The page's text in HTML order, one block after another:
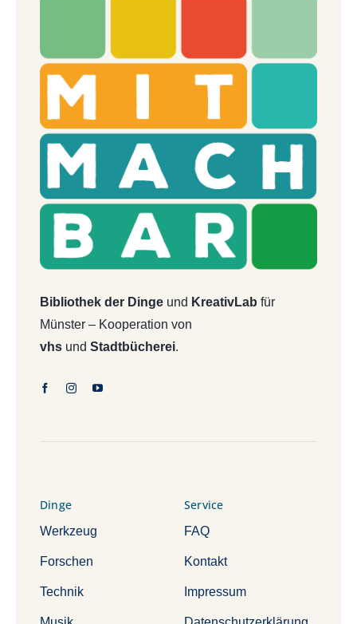
Bibliothek der Dingeund KreativLab für
Münster – Kooperation von
vhsund Stadtbücherei.
Dinge
Werkzeug
Forschen
Technik
Service
FAQ
Kontakt
Impressum